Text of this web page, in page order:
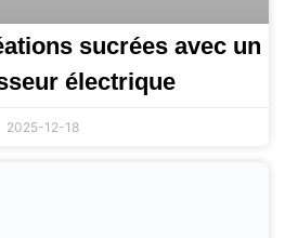
sucrées avec un
électrique
2025-12-18